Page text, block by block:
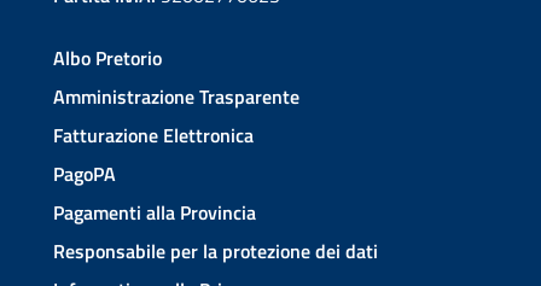
Albo Pretorio
Amministrazione Trasparente
Fatturazione Elettronica
PagoPA
Pagamenti alla Provincia
Responsabile per la protezione dei dati